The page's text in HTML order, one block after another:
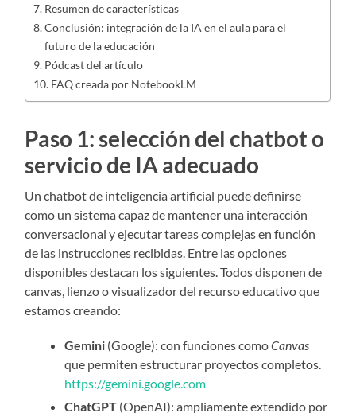
Resumen de características
Conclusión: integración de la IA en el aula para el
futuro de la educación
Pódcast del artículo
FAQ creada por NotebookLM
Paso 1: selección del chatbot o
servicio de IA adecuado
Un chatbot de inteligencia artificial puede definirse
como un sistema capaz de mantener una interacción
conversacional y ejecutar tareas complejas en función
de las instrucciones recibidas. Entre las opciones
disponibles destacan los siguientes. Todos disponen de
canvas, lienzo o visualizador del recurso educativo que
estamos creando:
Gemini (Google): con funciones comoCanvas
que permiten estructurar proyectos completos.
https://gemini.google.com
ChatGPT (OpenAI): ampliamente extendido por